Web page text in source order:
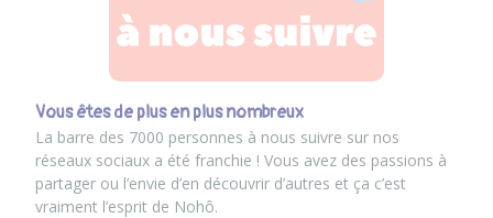
Vous êtes de plus en plus nombreux
La barre des 7000 personnes à nous suivre sur nos
réseaux sociaux a été franchie ! Vous avez des passions à
partager ou l’envie d’en découvrir d’autres et ça c’est
vraiment l’esprit de Nohô.